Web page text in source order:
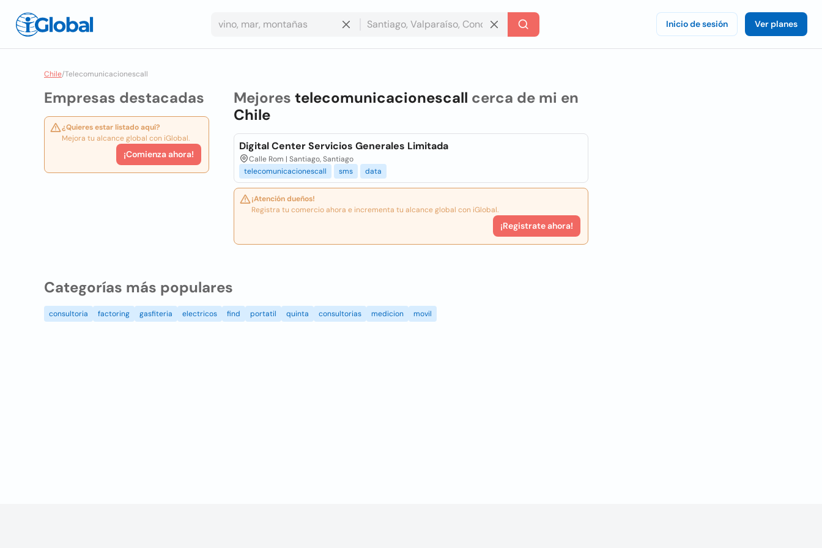
Inicio de sesión Ver planes
Chile/Telecomunicacionescall
Empresas destacadas
¿Quieres estar listado aquí?
Mejora tu alcance global con iGlobal.
¡Comienza ahora!
Mejores telecomunicacionescall cerca de mi en
Chile
Digital Center Servicios Generales Limitada
Calle Rom | Santiago, Santiago
telecomunicacionescall
sms data
¡Atención dueños!
Registra tu comercio ahora e incrementa tu alcance global con iGlobal.
¡Registrate ahora!
Categorías más populares
consultoria factoring gasfiteria electricos find portatil quinta consultorias medicion movil